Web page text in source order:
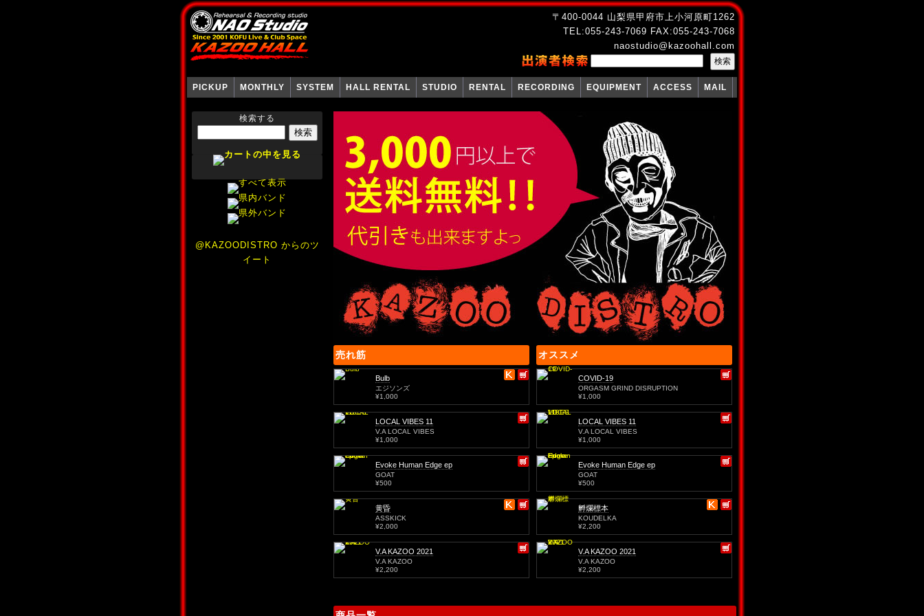
〒400-0044 山梨県甲府市上小河原町1262
TEL:055-243-7069 FAX:055-243-7068
naostudio@kazoohall.com
PICKUP MONTHLY SYSTEM HALL RENTAL STUDIO RENTAL RECORDING EQUIPMENT ACCESS MAIL
売れ筋
Bulb
エジソンズ
¥1,000
LOCAL VIBES 11
V.A LOCAL VIBES
¥1,000
Evoke Human Edge ep
GOAT
¥500
黄昏
ASSKICK
¥2,000
V.A KAZOO 2021
V.A KAZOO
¥2,200
オススメ
COVID-19
ORGASM GRIND DISRUPTION
¥1,000
LOCAL VIBES 11
V.A LOCAL VIBES
¥1,000
Evoke Human Edge ep
GOAT
¥500
孵爛標本
KOUDELKA
¥2,200
V.A KAZOO 2021
V.A KAZOO
¥2,200
検索する
@KAZOODISTRO からのツ
イート